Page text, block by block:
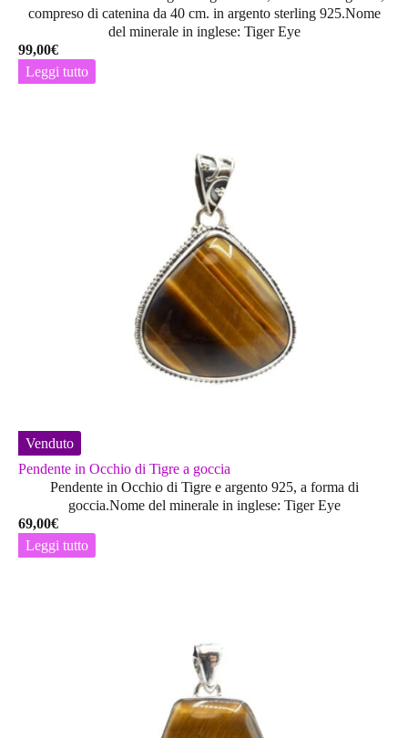
compreso di catenina da 40 cm. in argento sterling 925.Nome
del minerale in inglese: Tiger Eye
99,00€
Leggi tutto
Venduto
Pendente in Occhio di Tigre a goccia
Pendente in Occhio di Tigre e argento 925, a forma di
goccia.Nome del minerale in inglese: Tiger Eye
69,00€
Leggi tutto